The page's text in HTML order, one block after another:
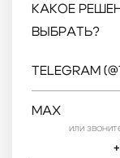
КАКОЕ
ВЫБРАТЬ?
TELEGRAM
MAX
или